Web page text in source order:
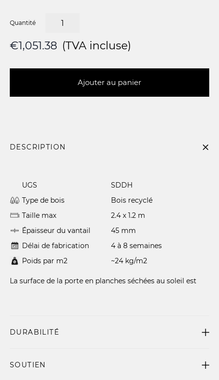
Quantité
€1,051.38 (TVA incluse)
Ajouter au panier
DESCRIPTION
UGS
SDDH
Type de bois
Bois recyclé
Taille max
2.4 x 1.2 m
Épaisseur du vantail
45 mm
Délai de fabrication
4 à 8 semaines
Poids par m2
~24 kg/m2
La surface de la porte en planches séchées au soleil est
DURABILITÉ
SOUTIEN